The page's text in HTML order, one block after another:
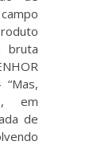
bruta
“Mas,
em
de